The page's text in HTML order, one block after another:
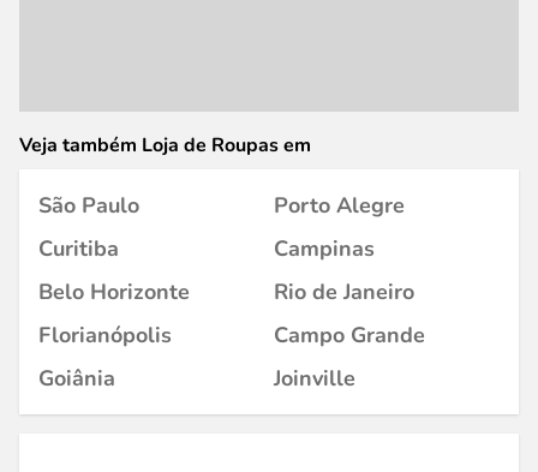
Veja também Loja de Roupas em
São Paulo
Porto Alegre
Curitiba
Campinas
Belo Horizonte
Rio de Janeiro
Florianópolis
Campo Grande
Goiânia
Joinville